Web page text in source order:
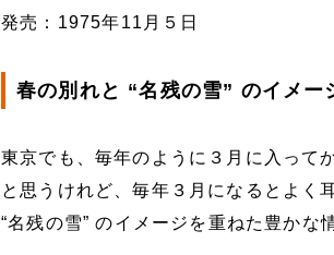
発売：1975年11月５日
春の別れと “名残の雪” のイメー
東京でも、毎年のように３月に入って
と思うけれど、毎年３月になるとよく
“名残の雪” のイメージを重ねた豊かな